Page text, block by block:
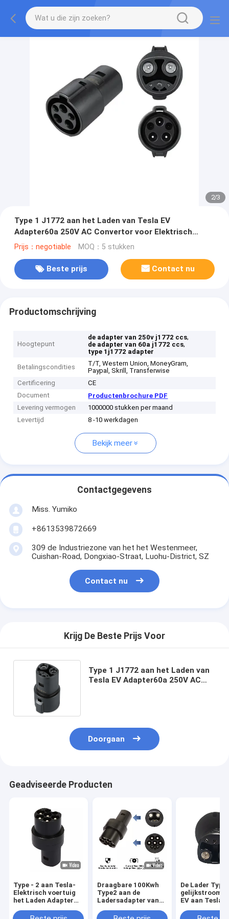
2/3
Type 1 J1772 aan het Laden van Tesla EV
Adapter60a 250V AC Convertor voor Elektrisch
voertuigladers
Prijs：negotiable MOQ：5 stukken
Beste prijs Contact nu
Productomschrijving
Hoogtepunt
de adapter van 250v j1772 ccs,
de adapter van 60a j1772 ccs,
type 1j1772 adapter
Betalingscondities
T/T, Western Union, MoneyGram,
Paypal, Skrill, Transferwise
Certificering
CE
Document
Productenbrochure PDF
Levering vermogen
1000000 stukken per maand
Levertijd
8 -10 werkdagen
Bekijk meer
Contactgegevens
Miss. Yumiko
+8613539872669
309 de Industriezone van het het Westenmeer,
Cuishan-Road, Dongxiao-Straat, Luohu-District, SZ
Contact nu
Krijg De Beste Prijs Voor
Type 1 J1772 aan het Laden van
Tesla EV Adapter60a 250V AC
Doorgaan
Geadviseerde Producten
Type - 2 aan Tesla-
Elektrisch voertuig
het Laden Adapter
Tesla het Laden
Draagbare 100Kwh
Type2 aan de
Ladersadapter van
Europese
De Lader
gelijkstroom
EV aan Tesla-
Laden